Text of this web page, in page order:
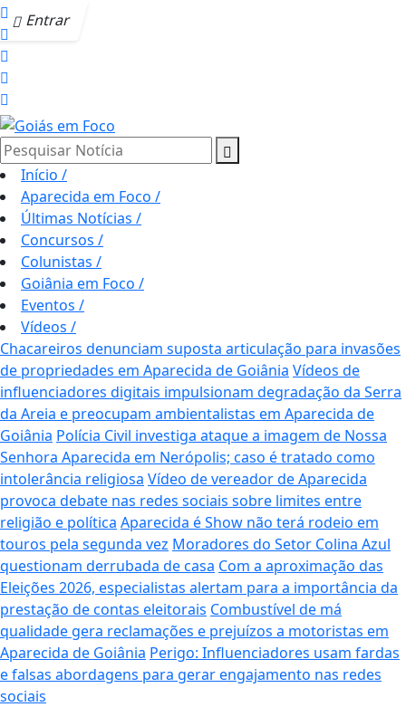
Entrar
Pesquisar Notícia
Início /
Aparecida em Foco /
Últimas Notícias /
Concursos /
Colunistas /
Goiânia em Foco /
Eventos /
Vídeos /
Chacareiros denunciam suposta articulação para invasões
de propriedades em Aparecida de Goiânia Vídeos de
influenciadores digitais impulsionam degradação da Serra
da Areia e preocupam ambientalistas em Aparecida de
Goiânia Polícia Civil investiga ataque a imagem de Nossa
Senhora Aparecida em Nerópolis; caso é tratado como
intolerância religiosa Vídeo de vereador de Aparecida
provoca debate nas redes sociais sobre limites entre
religião e política Aparecida é Show não terá rodeio em
touros pela segunda vez Moradores do Setor Colina Azul
questionam derrubada de casa Com a aproximação das
Eleições 2026, especialistas alertam para a importância da
prestação de contas eleitorais Combustível de má
qualidade gera reclamações e prejuízos a motoristas em
Aparecida de Goiânia Perigo: Influenciadores usam fardas
e falsas abordagens para gerar engajamento nas redes
sociais